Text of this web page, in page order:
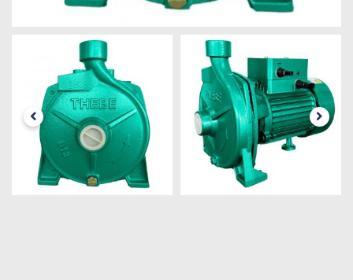
Hidráulicos
Pneumáticos
Tintas
Químicos
Peças